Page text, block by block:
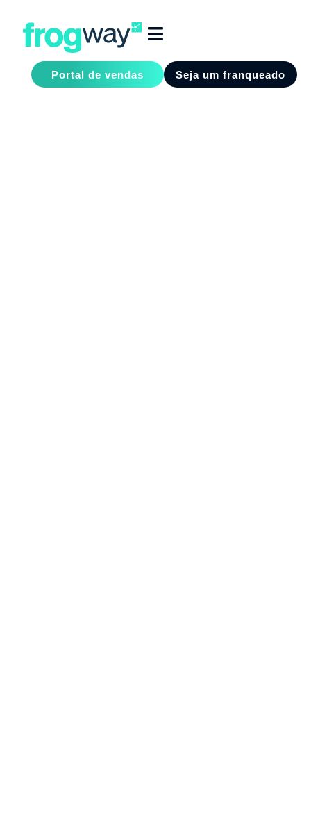
Portal de vendas Seja um franqueado